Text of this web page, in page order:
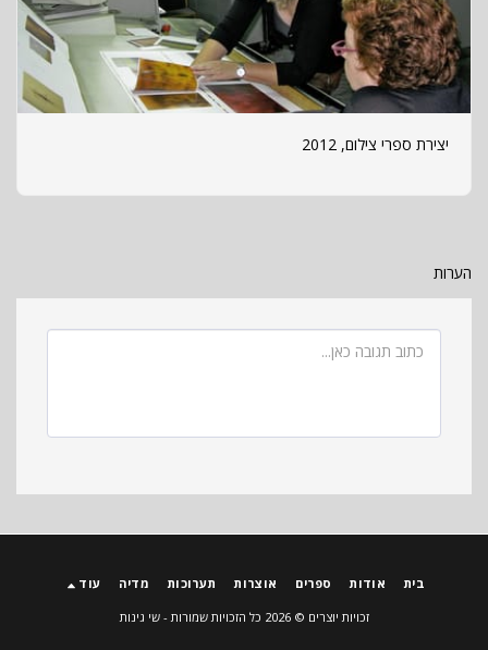
יצירת ספרי צילום, 2012
הערות
בית אודות ספרים אוצרות תערוכות מדיה עוד
זכויות יוצרים © 2026 כל הזכויות שמורות - שי גינות